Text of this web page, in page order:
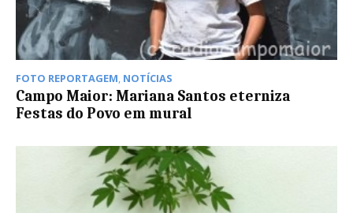
FOTO REPORTAGEM, NOTÍCIAS
Campo Maior: Mariana Santos eterniza
Festas do Povo em mural